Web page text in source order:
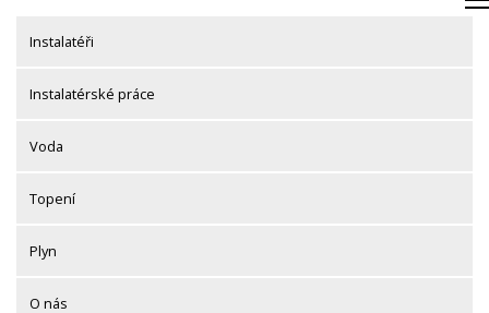
contentInstalatéři
Instalatérské práce
Voda
Topení
Plyn
O nás